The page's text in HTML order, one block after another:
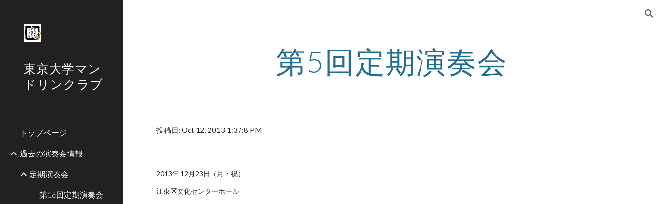
東京大学マン
ドリンクラブ
トップページ
過去の演奏会情報
定期演奏会
第16回定期演奏会
第5回定期演奏会
投稿日: Oct 12, 2013 1:37:8 PM
2013年 12月23日（月・祝）
江東区文化センターホール